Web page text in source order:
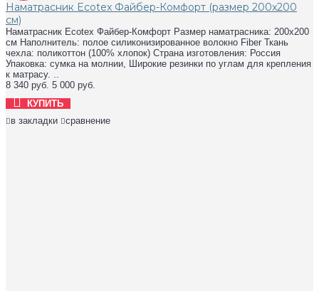
Наматрасник Ecotex Файбер-Комфорт (размер 200x200
см)
Наматрасник Ecotex Файбер-Комфорт Размер наматрасника: 200x200
см Наполнитель: полое силиконизированное волокно Fiber Ткань
чехла: поликоттон (100% хлопок) Страна изготовления: Россия
Упаковка: сумка на молнии, Широкие резинки по углам для крепления
к матрасу. ..
8 340 руб. 5 000 руб.
КУПИТЬ
в закладки
сравнение